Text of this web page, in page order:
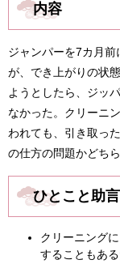
内容
ジャンパーを7カ月
が、でき上がりの状
ようとしたら、ジッ
なかった。クリーニ
われても、引き取っ
の仕方の問題かどち
ひとこと助言
クリーニング
することもあ